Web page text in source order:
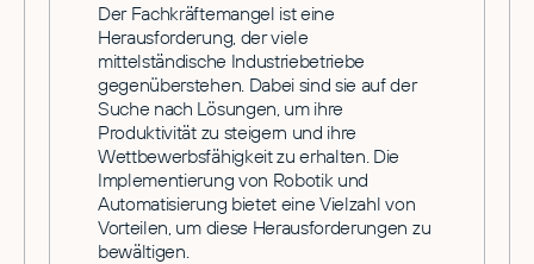
Der Fachkräftemangel ist eine
Herausforderung, der viele
mittelständische Industriebetriebe
gegenüberstehen. Dabei sind sie auf der
Suche nach Lösungen, um ihre
Produktivität zu steigern und ihre
Wettbewerbsfähigkeit zu erhalten. Die
Implementierung von Robotik und
Automatisierung bietet eine Vielzahl von
Vorteilen, um diese Herausforderungen zu
bewältigen.